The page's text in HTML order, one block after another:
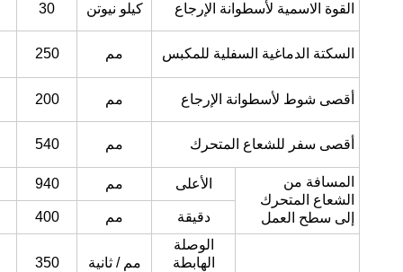
القوة الاسمية لأسطوانة الإرجاع كيلو نيوتن 30
السكتة الدماغية السفلية للمكبس مم 250
أقصى شوط لأسطوانة الإرجاع مم 200
أقصى سفر للشعاع المتحرك مم 540
المسافة من
الشعاع المتحرك
إلى سطح العمل
الأعلى مم 940
دقيقة مم 400
الوصلة
الهابطة
مم / ثانية 350